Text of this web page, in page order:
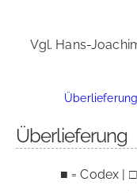
Vgl. Hans-
Überlieferung
Überlieferung
■ = Codex |